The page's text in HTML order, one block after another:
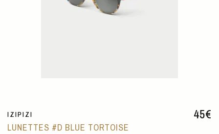
45€
IZIPIZI
LUNETTES #D BLUE TORTOISE